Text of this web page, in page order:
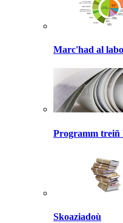
Marc'had al
Programm treiñ
Skoaziadoù